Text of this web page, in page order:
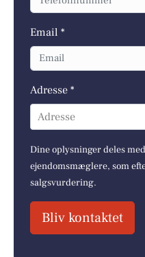
Email *
Adresse *
Adresse
Dine oplysninger deles
ejendomsmæglere, som
salgsvurdering.
Bliv kontaktet